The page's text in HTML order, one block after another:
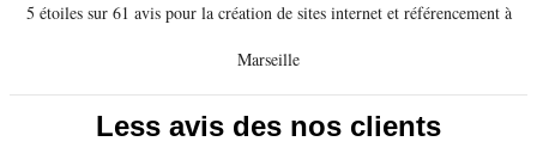
5 étoiles sur 61 avis pour la création de sites internet et référencement à
Marseille
Less avis des nos clients